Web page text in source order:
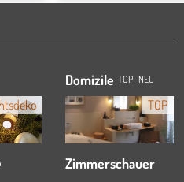
Domizile TOP NEU
TOP
Zimmerschauer